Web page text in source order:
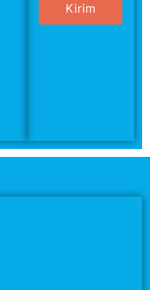
Kirim